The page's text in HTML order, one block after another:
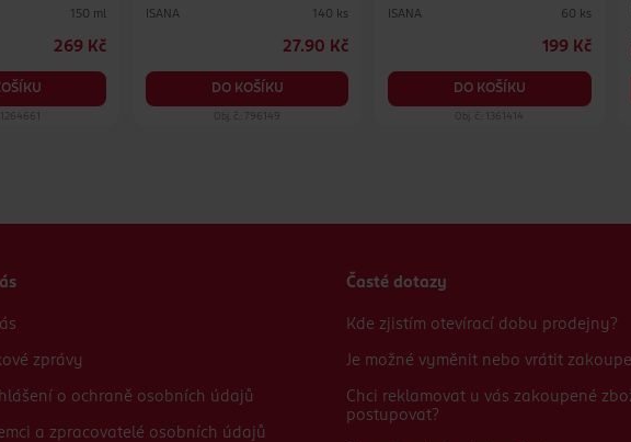
150 ml
269 Kč
1264661
ISANA 140 ks
27.90 Kč
DO KOŠÍKU
Obj. č.: 796149
ISANA 60 ks
199 Kč
DO KOŠÍKU
Obj. č.: 1361414
zprávy
o ochraně osobních údajů
a zpracovatelé osobních údajů
Časté dotazy
Kde zjistím otevírací dobu prodejny?
Je možné vyměnit nebo vrátit
Chci reklamovat u vás zakoupené
postupovat?